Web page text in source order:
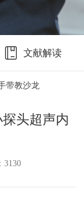
文献解读
带教沙龙
头超声内